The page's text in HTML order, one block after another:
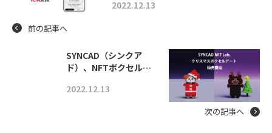
2022.12.13
前の記事へ
SYNCAD（シンクア
ド）、NFTボクセル…
2022.12.13
次の記事へ